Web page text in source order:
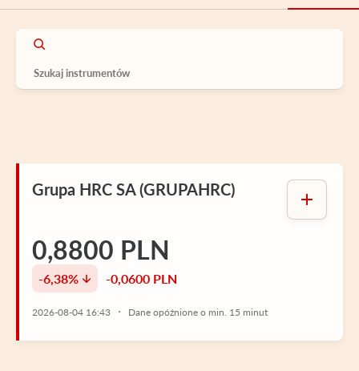
Grupa HRC SA (GRUPAHRC)
0,8800 PLN
-6,38% -0,0600 PLN
2026-08-04 16:43 Dane opóźnione o min. 15 minut